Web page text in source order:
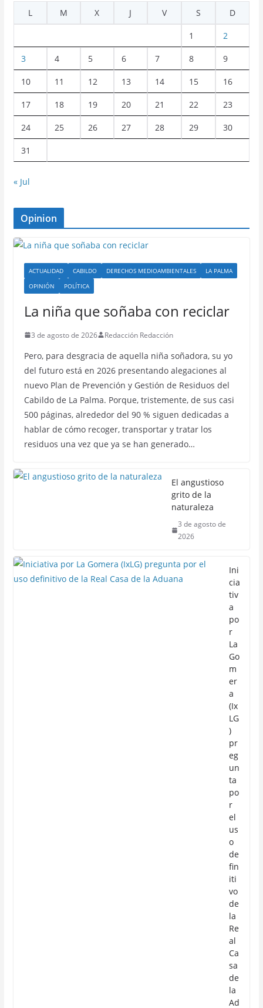
L
M X J V S D
1 2
3 4 5 6 7 8 9
10 11 12 13 14 15 16
17 18 19 20 21 22 23
24 25 26 27 28 29 30
31
« Jul
Opinion
ACTUALIDAD CABILDO DERECHOS MEDIOAMBIENTALES
LA PALMA
OPINIÓN
POLÍTICA
La niña que soñaba con reciclar
3 de agosto de 2026 Redacción Redacción
Pero, para desgracia de aquella niña soñadora, su yo
del futuro está en 2026 presentando alegaciones al
nuevo Plan de Prevención y Gestión de Residuos del
Cabildo de La Palma. Porque, tristemente, de sus casi
500 páginas, alrededor del 90 % siguen dedicadas a
hablar de cómo recoger, transportar y tratar los
residuos una vez que ya se han generado…
El angustioso
grito de la
naturaleza
3 de agosto de
2026
Ini
cia
tiv
a
po
r
La
Go
m
er
a
(Ix
LG
)
pr
eg
un
ta
po
r
el
us
o
de
fin
iti
vo
de
la
Re
al
Ca
sa
de
la
Ad